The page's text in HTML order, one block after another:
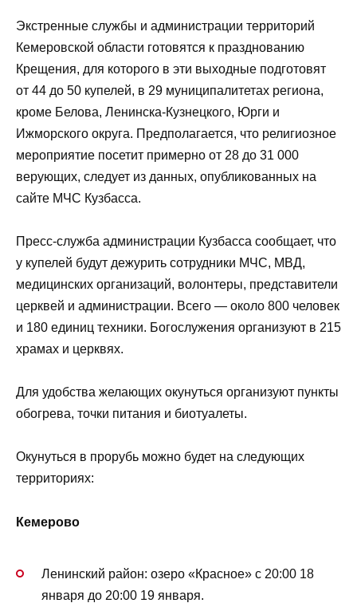
Экстренные службы и администрации территорий
Кемеровской области готовятся к празднованию
Крещения, для которого в эти выходные подготовят
от 44 до 50 купелей, в 29 муниципалитетах региона,
кроме Белова, Ленинска-Кузнецкого, Юрги и
Ижморского округа. Предполагается, что религиозное
мероприятие посетит примерно от 28 до 31 000
верующих, следует из данных, опубликованных на
сайте МЧС Кузбасса.
Пресс-служба администрации Кузбасса сообщает, что
у купелей будут дежурить сотрудники МЧС, МВД,
медицинских организаций, волонтеры, представители
церквей и администрации. Всего — около 800 человек
и 180 единиц техники. Богослужения организуют в 215
храмах и церквях.
Для удобства желающих окунуться организуют пункты
обогрева, точки питания и биотуалеты.
Окунуться в прорубь можно будет на следующих
территориях:
Кемерово
Ленинский район: озеро «Красное» с 20:00 18
января до 20:00 19 января.